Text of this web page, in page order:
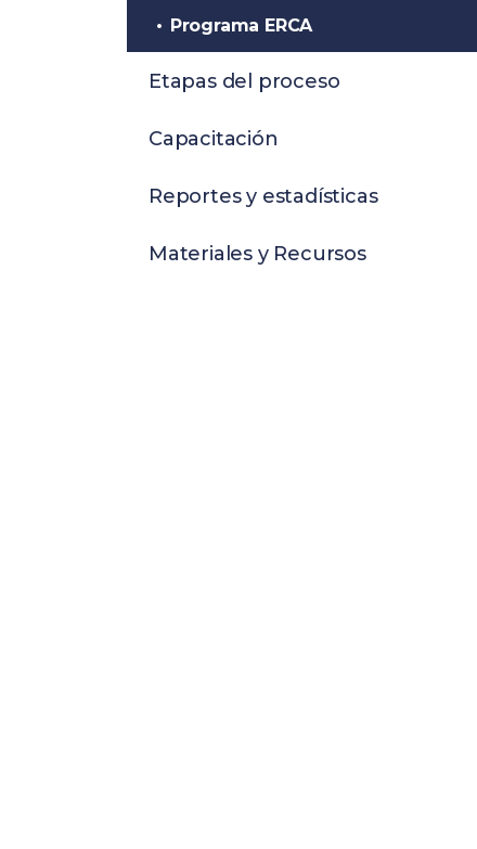
Programa ERCA
Etapas del proceso
Capacitación
Reportes y estadísticas
Materiales y Recursos